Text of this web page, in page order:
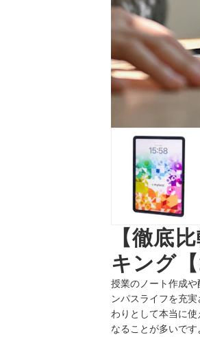
【徹底
キング
授業のノート作成
ンパスライフを充
わりとして本当に
なることが多いです